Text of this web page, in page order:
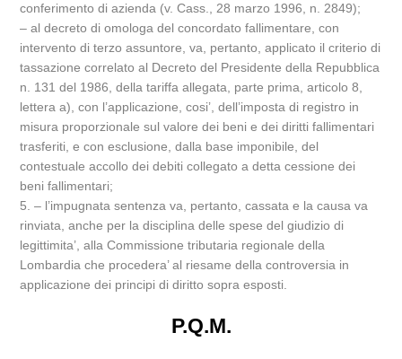
conferimento di azienda (v. Cass., 28 marzo 1996, n. 2849);
– al decreto di omologa del concordato fallimentare, con
intervento di terzo assuntore, va, pertanto, applicato il criterio di
tassazione correlato al Decreto del Presidente della Repubblica
n. 131 del 1986, della tariffa allegata, parte prima, articolo 8,
lettera a), con l’applicazione, cosi’, dell’imposta di registro in
misura proporzionale sul valore dei beni e dei diritti fallimentari
trasferiti, e con esclusione, dalla base imponibile, del
contestuale accollo dei debiti collegato a detta cessione dei
beni fallimentari;
5. – l’impugnata sentenza va, pertanto, cassata e la causa va
rinviata, anche per la disciplina delle spese del giudizio di
legittimita’, alla Commissione tributaria regionale della
Lombardia che procedera’ al riesame della controversia in
applicazione dei principi di diritto sopra esposti.
P.Q.M.